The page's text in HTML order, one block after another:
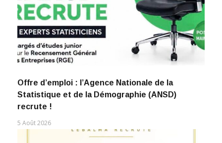
Offre d’emploi : l’Agence Nationale de la
Statistique et de la Démographie (ANSD)
recrute !
5 Août 2026